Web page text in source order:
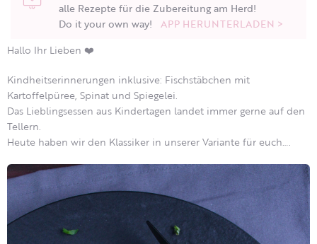
alle Rezepte für die Zubereitung am Herd!
Do it your own way! APP HERUNTERLADEN >
Hallo Ihr Lieben ❤️
Kindheitserinnerungen inklusive: Fischstäbchen mit
Kartoffelpüree, Spinat und Spiegelei.
Das Lieblingsessen aus Kindertagen landet immer gerne auf den
Tellern.
Heute haben wir den Klassiker in unserer Variante für euch….